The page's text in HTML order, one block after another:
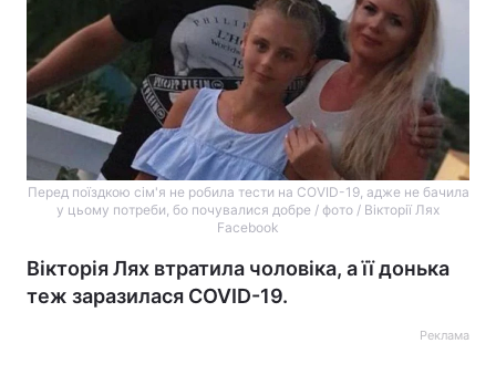
Перед поїздкою сім'я не робила тести на COVID-19, адже не бачила
у цьому потреби, бо почувалися добре / фото / Вікторії Лях
Facebook
Вікторія Лях втратила чоловіка, а її донька
теж заразилася COVID-19.
Реклама